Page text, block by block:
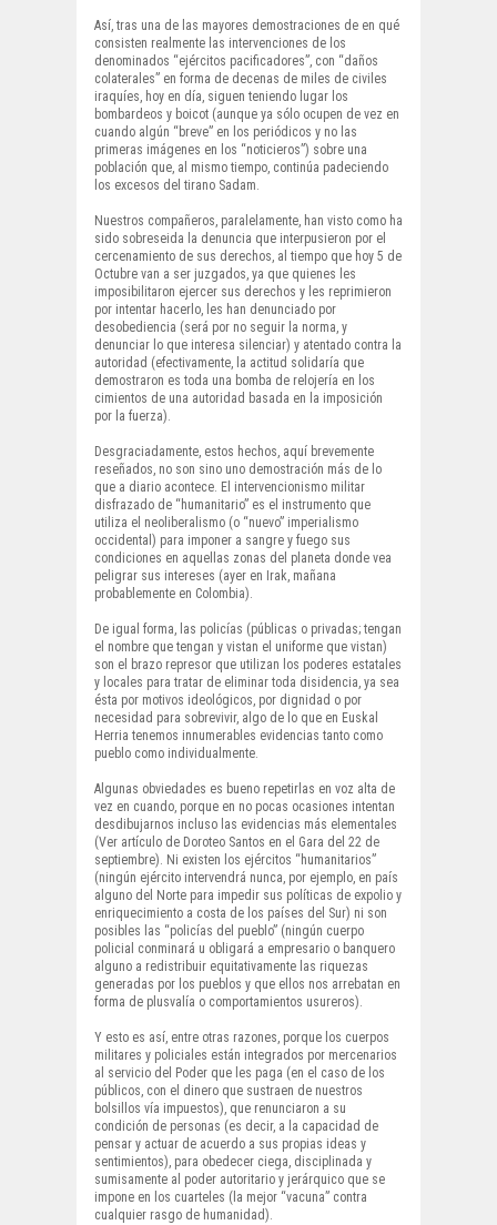
Así, tras una de las mayores demostraciones de en qué
consisten realmente las intervenciones de los
denominados “ejércitos pacificadores”, con “daños
colaterales” en forma de decenas de miles de civiles
iraquíes, hoy en día, siguen teniendo lugar los
bombardeos y boicot (aunque ya sólo ocupen de vez en
cuando algún “breve” en los periódicos y no las
primeras imágenes en los “noticieros”) sobre una
población que, al mismo tiempo, continúa padeciendo
los excesos del tirano Sadam.
Nuestros compañeros, paralelamente, han visto como ha
sido sobreseida la denuncia que interpusieron por el
cercenamiento de sus derechos, al tiempo que hoy 5 de
Octubre van a ser juzgados, ya que quienes les
imposibilitaron ejercer sus derechos y les reprimieron
por intentar hacerlo, les han denunciado por
desobediencia (será por no seguir la norma, y
denunciar lo que interesa silenciar) y atentado contra la
autoridad (efectivamente, la actitud solidaría que
demostraron es toda una bomba de relojería en los
cimientos de una autoridad basada en la imposición
por la fuerza).
Desgraciadamente, estos hechos, aquí brevemente
reseñados, no son sino uno demostración más de lo
que a diario acontece. El intervencionismo militar
disfrazado de “humanitario” es el instrumento que
utiliza el neoliberalismo (o “nuevo” imperialismo
occidental) para imponer a sangre y fuego sus
condiciones en aquellas zonas del planeta donde vea
peligrar sus intereses (ayer en Irak, mañana
probablemente en Colombia).
De igual forma, las policías (públicas o privadas; tengan
el nombre que tengan y vistan el uniforme que vistan)
son el brazo represor que utilizan los poderes estatales
y locales para tratar de eliminar toda disidencia, ya sea
ésta por motivos ideológicos, por dignidad o por
necesidad para sobrevivir, algo de lo que en Euskal
Herria tenemos innumerables evidencias tanto como
pueblo como individualmente.
Algunas obviedades es bueno repetirlas en voz alta de
vez en cuando, porque en no pocas ocasiones intentan
desdibujarnos incluso las evidencias más elementales
(Ver artículo de Doroteo Santos en el Gara del 22 de
septiembre). Ni existen los ejércitos “humanitarios”
(ningún ejército intervendrá nunca, por ejemplo, en país
alguno del Norte para impedir sus políticas de expolio y
enriquecimiento a costa de los países del Sur) ni son
posibles las “policías del pueblo” (ningún cuerpo
policial conminará u obligará a empresario o banquero
alguno a redistribuir equitativamente las riquezas
generadas por los pueblos y que ellos nos arrebatan en
forma de plusvalía o comportamientos usureros).
Y esto es así, entre otras razones, porque los cuerpos
militares y policiales están integrados por mercenarios
al servicio del Poder que les paga (en el caso de los
públicos, con el dinero que sustraen de nuestros
bolsillos vía impuestos), que renunciaron a su
condición de personas (es decir, a la capacidad de
pensar y actuar de acuerdo a sus propias ideas y
sentimientos), para obedecer ciega, disciplinada y
sumisamente al poder autoritario y jerárquico que se
impone en los cuarteles (la mejor “vacuna” contra
cualquier rasgo de humanidad).